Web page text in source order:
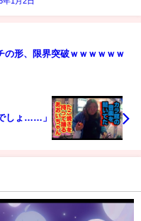
の形、限界突破ｗｗｗｗｗｗ
しょ……」